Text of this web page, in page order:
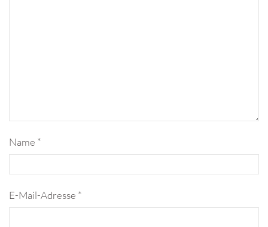
Name *
E-Mail-Adresse *